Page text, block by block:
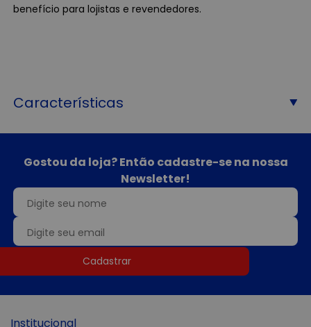
benefício para lojistas e revendedores.
Características
Gostou da loja? Então cadastre-se na nossa
Newsletter!
Cadastrar
Institucional